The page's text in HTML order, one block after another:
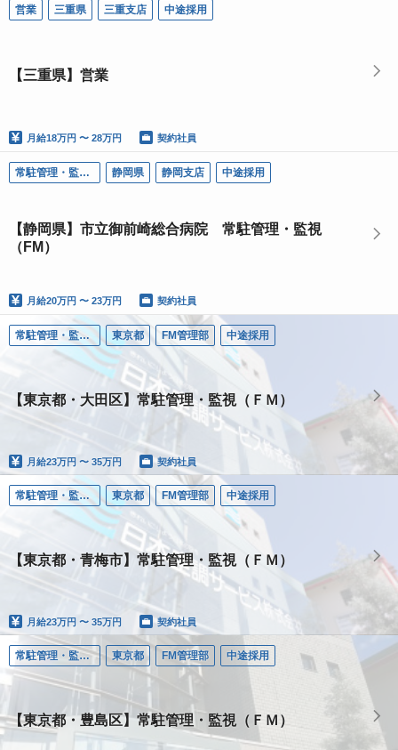
営業 三重県 三重支店 中途採用
【三重県】営業
月給18万円 〜 28万円 契約社員
常駐管理・監視（ＦＭ） 静岡県 静岡支店 中途採用
【静岡県】市立御前崎総合病院 常駐管理・監視
（FM）
月給20万円 〜 23万円 契約社員
常駐管理・監視（ＦＭ） 東京都 FM管理部 中途採用
【東京都・大田区】常駐管理・監視（ＦＭ）
月給23万円 〜 35万円 契約社員
常駐管理・監視（ＦＭ） 東京都 FM管理部 中途採用
【東京都・青梅市】常駐管理・監視（ＦＭ）
月給23万円 〜 35万円 契約社員
常駐管理・監視（ＦＭ） 東京都 FM管理部 中途採用
【東京都・豊島区】常駐管理・監視（ＦＭ）